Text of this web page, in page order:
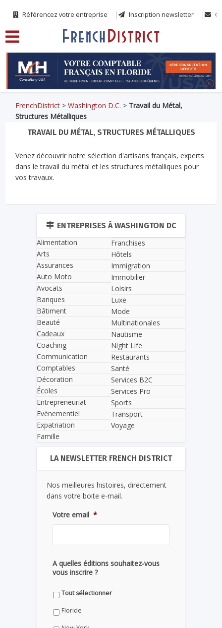
Référencez votre entreprise Inscription newsletter
FrenchDistrict >Washington D.C. > Travail du Métal,
Structures Métalliques
TRAVAIL DU MÉTAL, STRUCTURES MÉTALLIQUES
Venez découvrir notre sélection d'artisans français, experts
dans le travail du métal et les structures métalliques pour
vos travaux.
ENTREPRISES À WASHINGTON DC
Alimentation
Arts
Assurances
Auto Moto
Avocats
Banques
Bâtiment
Beauté
Cadeaux
Coaching
Communication
Comptables
Décoration
Écoles
Entrepreneuriat
Evènementiel
Expatriation
Famille
Franchises
Hôtels
Immigration
Immobilier
Loisirs
Luxe
Mode
Multinationales
Nautisme
Night Life
Restaurants
Santé
Services B2C
Services Pro
Sports
Transport
Voyage
LA NEWSLETTER FRENCH DISTRICT
Nos meilleures histoires, directement
dans votre boite e-mail.
Votre email *
A quelles éditions souhaitez-vous
vous inscrire ?
Tout sélectionner
Floride